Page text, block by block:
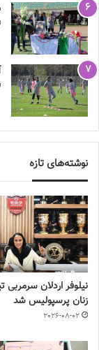
نوشته‌های تازه
نیلوفر اردلان سرمربی
زنان پرسپولیس شد
2026-08-02